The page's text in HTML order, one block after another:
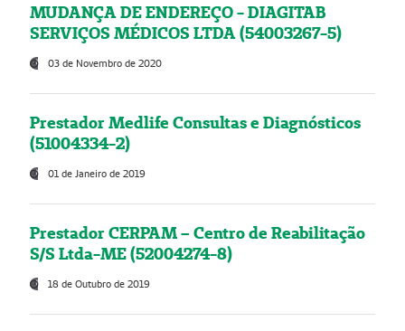
MUDANÇA DE ENDEREÇO - DIAGITAB
SERVIÇOS MÉDICOS LTDA (54003267-5)
03 de Novembro de 2020
Prestador Medlife Consultas e Diagnósticos
(51004334-2)
01 de Janeiro de 2019
Prestador CERPAM – Centro de Reabilitação
S/S Ltda-ME (52004274-8)
18 de Outubro de 2019